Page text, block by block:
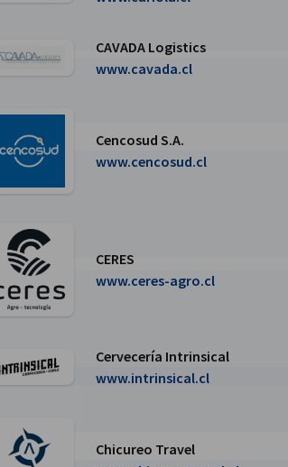
zur CAVADA Logistics Seite
CAVADA Logistics
www.cavada.cl
zur Cencosud S.A. Seite
Cencosud S.A.
www.cencosud.cl
zur CERES Seite
CERES
www.ceres-agro.cl
zur Cervecería Intrinsical Seite
Cervecería Intrinsical
www.intrinsical.cl
Chicureo Travel